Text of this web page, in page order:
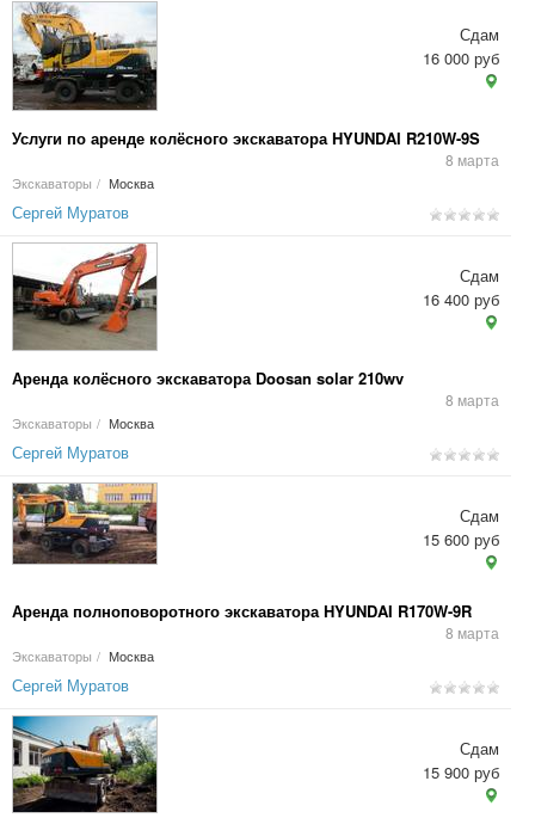
Услуги по аренде колёсного экскаватора HYUNDAI R210W-9S
8 марта
Экскаваторы / Москва
Сдам
16 000 руб
Сергей Муратов
Аренда колёсного экскаватора Doosan solar 210wv
8 марта
Экскаваторы / Москва
Сдам
16 400 руб
Сергей Муратов
Аренда полноповоротного экскаватора HYUNDAI R170W-9R
8 марта
Экскаваторы / Москва
Сдам
15 600 руб
Сергей Муратов
Сдам
15 900 руб